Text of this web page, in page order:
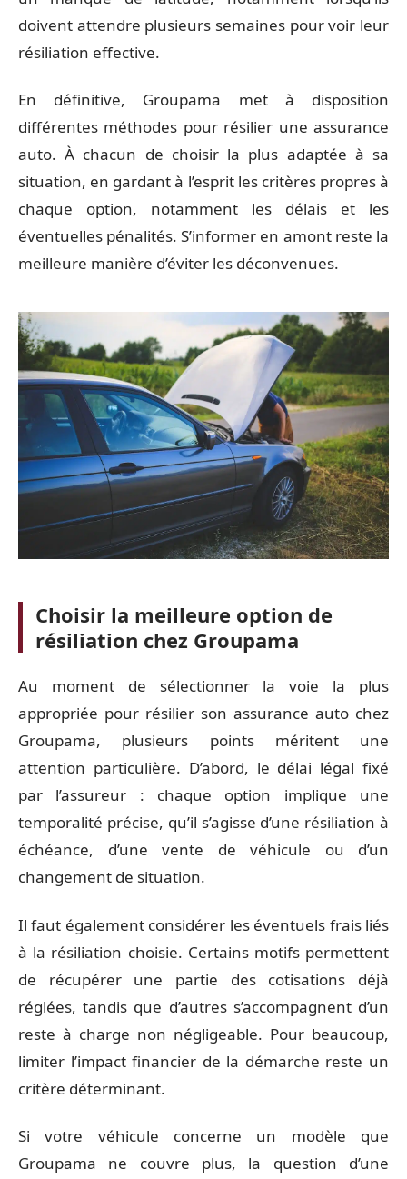
doivent attendre plusieurs semaines pour voir leur
résiliation effective.
En définitive, Groupama met à disposition
différentes méthodes pour résilier une assurance
auto. À chacun de choisir la plus adaptée à sa
situation, en gardant à l’esprit les critères propres à
chaque option, notamment les délais et les
éventuelles pénalités. S’informer en amont reste la
meilleure manière d’éviter les déconvenues.
Choisir la meilleure option de
résiliation chez Groupama
Au moment de sélectionner la voie la plus
appropriée pour résilier son assurance auto chez
Groupama, plusieurs points méritent une
attention particulière. D’abord, le délai légal fixé
par l’assureur : chaque option implique une
temporalité précise, qu’il s’agisse d’une résiliation à
échéance, d’une vente de véhicule ou d’un
changement de situation.
Il faut également considérer les éventuels frais liés
à la résiliation choisie. Certains motifs permettent
de récupérer une partie des cotisations déjà
réglées, tandis que d’autres s’accompagnent d’un
reste à charge non négligeable. Pour beaucoup,
limiter l’impact financier de la démarche reste un
critère déterminant.
Si votre véhicule concerne un modèle que
Groupama ne couvre plus, la question d’une